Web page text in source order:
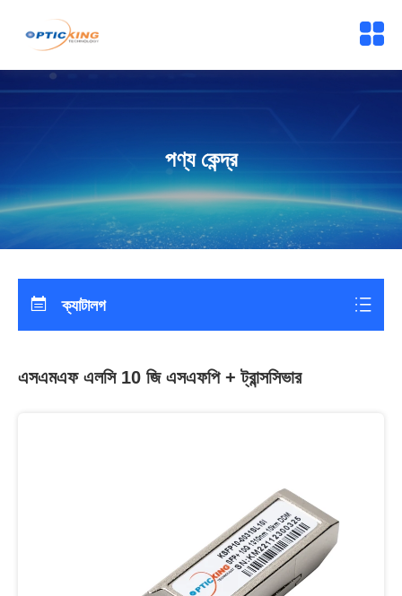
পণ্য কেন্দ্র
ক্যাটালগ
এসএমএফ এলসি 10 জি এসএফপি + ট্রান্সসিভার